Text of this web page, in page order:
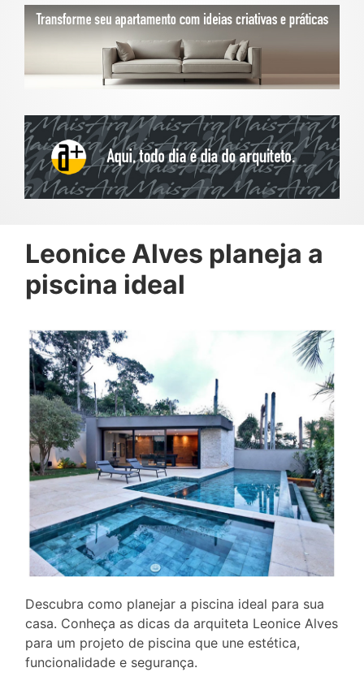
Leonice Alves planeja a
piscina ideal
Descubra como planejar a piscina ideal para sua
casa. Conheça as dicas da arquiteta Leonice Alves
para um projeto de piscina que une estética,
funcionalidade e segurança.